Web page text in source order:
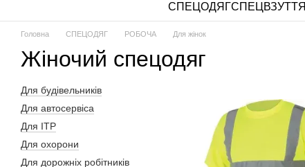
СПЕЦОДЯГСПЕЦВЗУТТЯ
Головна СПЕЦОДЯГ РОБОЧА Для жінок
Жіночий спецодяг
Для будівельників
Для автосервіса
Для ІТР
Для охорони
Для дорожніх робітників